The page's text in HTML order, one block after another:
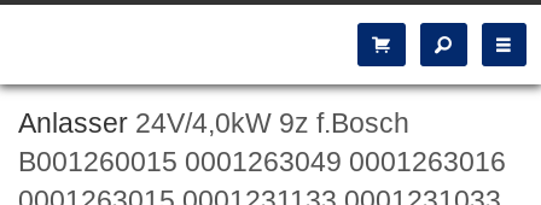
Anlasser 24V/4,0kW 9z f.Bosch
B001260015 0001263049 0001263016